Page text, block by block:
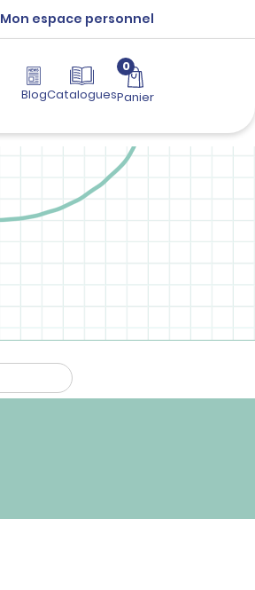
Mon espace personnel
BlogCatalogues
0
Panier